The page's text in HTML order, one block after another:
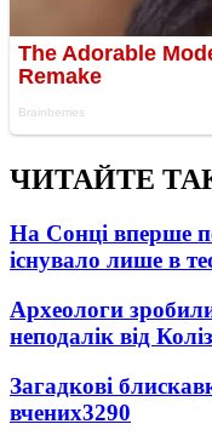
ЧИТАЙТЕ
На Сонці вперше
існувало лише в
Археологи
неподалік від
Загадкові
вчених3290